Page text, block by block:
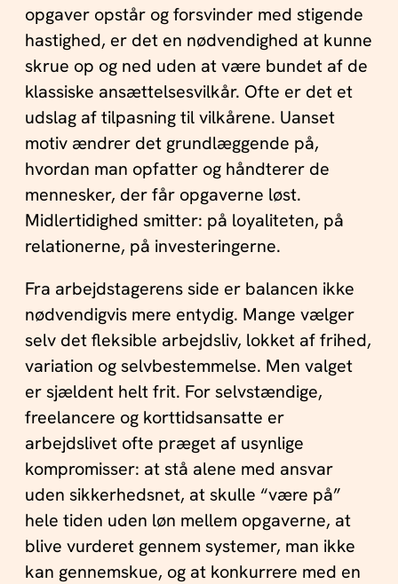
opgaver opstår og forsvinder med stigende
hastighed, er det en nødvendighed at kunne
skrue op og ned uden at være bundet af de
klassiske ansættelsesvilkår. Ofte er det et
udslag af tilpasning til vilkårene. Uanset
motiv ændrer det grundlæggende på,
hvordan man opfatter og håndterer de
mennesker, der får opgaverne løst.
Midlertidighed smitter: på loyaliteten, på
relationerne, på investeringerne.
Fra arbejdstagerens side er balancen ikke
nødvendigvis mere entydig. Mange vælger
selv det fleksible arbejdsliv, lokket af frihed,
variation og selvbestemmelse. Men valget
er sjældent helt frit. For selvstændige,
freelancere og korttidsansatte er
arbejdslivet ofte præget af usynlige
kompromisser: at stå alene med ansvar
uden sikkerhedsnet, at skulle “være på”
hele tiden uden løn mellem opgaverne, at
blive vurderet gennem systemer, man ikke
kan gennemskue, og at konkurrere med en